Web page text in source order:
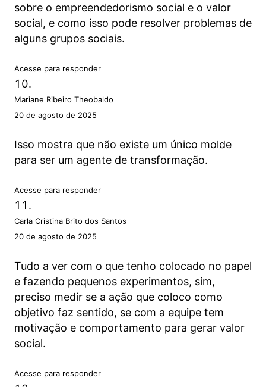
sobre o empreendedorismo social e o valor
social, e como isso pode resolver problemas de
alguns grupos sociais.
Acesse para responder
Mariane Ribeiro Theobaldo
20 de agosto de 2025
Isso mostra que não existe um único molde
para ser um agente de transformação.
Acesse para responder
Carla Cristina Brito dos Santos
20 de agosto de 2025
Tudo a ver com o que tenho colocado no papel
e fazendo pequenos experimentos, sim,
preciso medir se a ação que coloco como
objetivo faz sentido, se com a equipe tem
motivação e comportamento para gerar valor
social.
Acesse para responder